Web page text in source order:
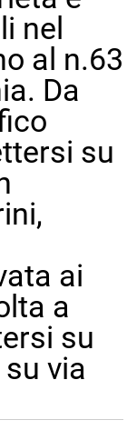
nel
al n.63
Da
su
ai
a
su
via